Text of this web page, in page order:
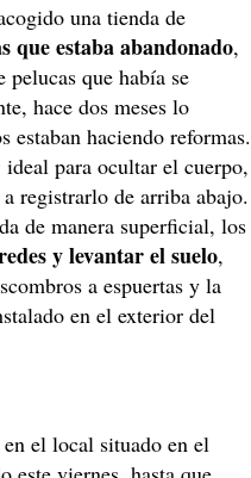
una tienda de
que estaba abandonado,
pelucas que había se
hace dos meses lo
estaban haciendo reformas.
para ocultar el cuerpo,
registrarlo de arriba abajo.
de manera superficial, los
y levantar el suelo,
a espuertas y la
en el exterior del
el local situado en el